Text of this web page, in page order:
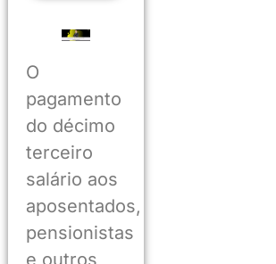
O
pagamento
do décimo
terceiro
salário aos
aposentados,
pensionistas
e outros